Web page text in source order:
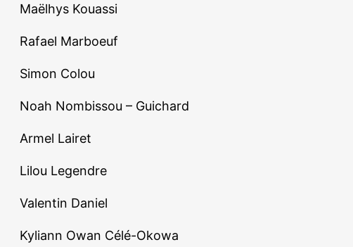
Maëlhys Kouassi
Rafael Marboeuf
Simon Colou
Noah Nombissou – Guichard
Armel Lairet
Lilou Legendre
Valentin Daniel
Kyliann Owan Célé-Okowa